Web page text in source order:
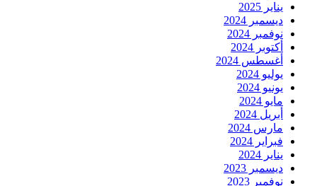
يناير 2025
ديسمبر 2024
نوفمبر 2024
أكتوبر 2024
أغسطس 2024
يوليو 2024
يونيو 2024
مايو 2024
أبريل 2024
مارس 2024
فبراير 2024
يناير 2024
ديسمبر 2023
نوفمبر 2023